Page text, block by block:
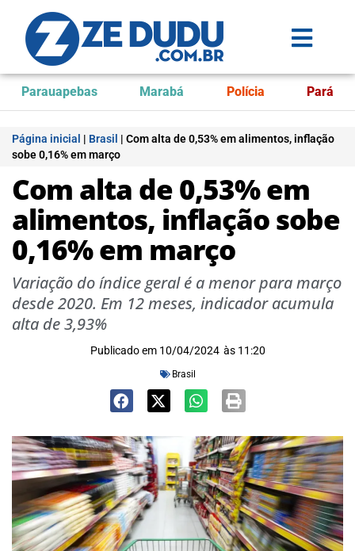
Parauapebas Marabá Polícia Pará
Página inicial | Brasil | Com alta de 0,53% em alimentos, inflação
sobe 0,16% em março
Com alta de 0,53% em
alimentos, inflação sobe
0,16% em março
Variação do índice geral é a menor para março
desde 2020. Em 12 meses, indicador acumula
alta de 3,93%
Publicado em 10/04/2024 às 11:20
Brasil